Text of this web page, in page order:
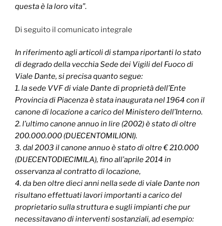
questa è la loro vita”.
Di seguito il comunicato integrale
In riferimento agli articoli di stampa riportanti lo stato
di degrado della vecchia Sede dei Vigili del Fuoco di
Viale Dante, si precisa quanto segue:
1. la sede VVF di viale Dante di proprietà dell’Ente
Provincia di Piacenza è stata inaugurata nel 1964 con il
canone di locazione a carico del Ministero dell’Interno.
2. l’ultimo canone annuo in lire (2002) è stato di oltre
200.000.000 (DUECENTOMILIONI).
3. dal 2003 il canone annuo è stato di oltre € 210.000
(DUECENTODIECIMILA), fino all’aprile 2014 in
osservanza al contratto di locazione,
4. da ben oltre dieci anni nella sede di viale Dante non
risultano effettuati lavori importanti a carico del
proprietario sulla struttura e sugli impianti che pur
necessitavano di interventi sostanziali, ad esempio: